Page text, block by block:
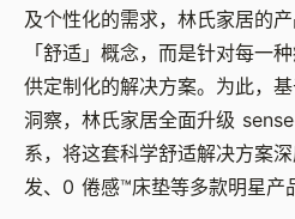
及个性化的需求，林氏家居的
「舒适」概念，而是针对每一
供定制化的解决方案。为此，
洞察，林氏家居全面升级
系，将这套科学舒适解决方案
发、0 倦感™床垫等多款明星产